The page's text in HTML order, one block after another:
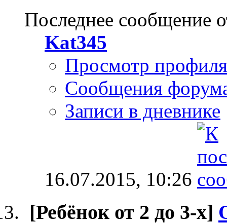
Последнее сообщение
Kat345
Просмотр профиля
Сообщения
Записи в дневнике
16.07.2015, 10:26
[Ребёнок от 2 до 3-х]